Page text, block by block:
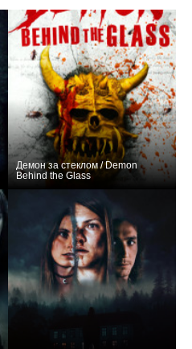
Демон за стеклом / Demon
Behind the Glass